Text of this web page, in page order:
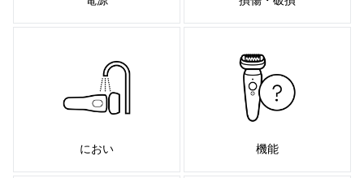
におい 機能